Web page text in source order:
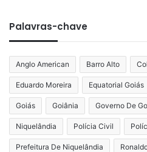
Palavras-chave
Anglo American Barro Alto
Eduardo Moreira Equatorial Goiás
Goiás Goiânia Governo De
Niquelândia Polícia Civil
Prefeitura De Niquelândia